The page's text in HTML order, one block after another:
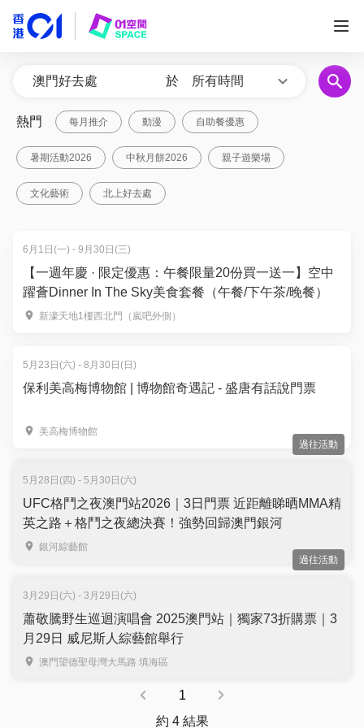
於 所有時間
熱門 每月推介 動漫 自助餐優惠
暑期活動2026 中秋月餅2026 親子遊樂場
文化藝術 北上好去處
6月1日(一) - 9月30日(三)
【一週年慶 · 限定優惠：午餐限量20份買一送一】空中
躍薈Dinner In The Sky美食套餐（午餐/下午茶/晚餐）
新濠天地1樓西北門（嵐吧外側）
5月23日(六) - 8月30日(日)
保利美高梅博物館 | 博物館奇遇記 - 盛唐有話說門票
美高梅博物館
過往活動
5月28日(四) - 5月30日(六)
UFC格鬥之夜澳門站2026｜3日門票 近距離睇晒MMA精
英之路＋格鬥之夜總決賽！強勢回歸澳門銀河
銀河綜藝館
過往活動
3月29日(六) - 3月29日(六)
蕭敬騰野生巡迴演唱會 2025澳門站｜獨家73折購票｜3
月29日 威尼斯人綜藝館舉行
澳門望德聖母灣大馬路 填海區
1
約 4 結果